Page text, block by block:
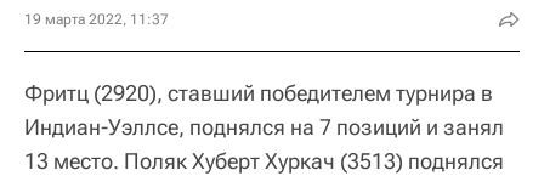
19 марта 2022, 11:37
Фритц (2920), ставший победителем турнира в
Индиан-Уэллсе, поднялся на 7 позиций и занял
13 место. Поляк Хуберт Хуркач (3513) поднялся